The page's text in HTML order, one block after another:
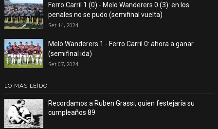
Ferro Carril 1 (0) - Melo Wanderers 0 (3): en los
penales no se pudo (semifinal vuelta)
Set 14, 2024
Melo Wanderers 1 - Ferro Carril 0: ahora a ganar
(semifinal ida)
Set 07, 2024
LO MÁS LEÍDO
Recordamos a Ruben Grassi, quien festejaría su
cumpleaños 89